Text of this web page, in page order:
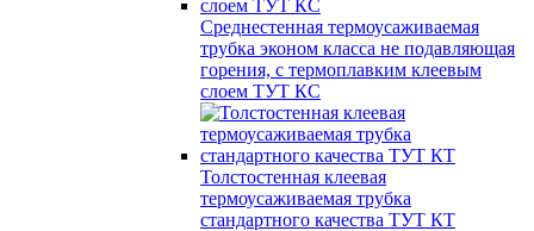
Среднестенная термоусаживаемая
трубка эконом класса не подавляющая
горения, с термоплавким клеевым
слоем ТУТ КС
Толстостенная клеевая
термоусаживаемая трубка
стандартного качества ТУТ КТ